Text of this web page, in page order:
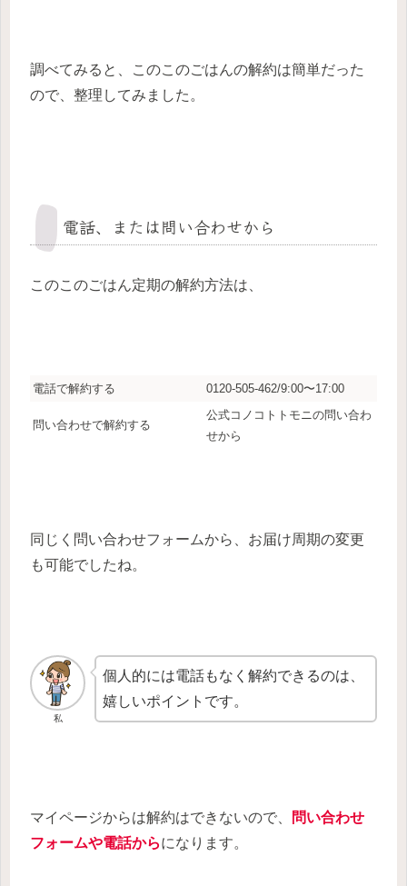
調べてみると、このこのごはんの解約は簡単だった
ので、整理してみました。
電話、または問い合わせから
このこのごはん定期の解約方法は、
電話で解約する 0120-505-462/9:00〜17:00
問い合わせで解約する
公式コノコトトモニの問い合わ
せから
同じく問い合わせフォームから、お届け周期の変更
も可能でしたね。
私
個人的には電話もなく解約できるのは、
嬉しいポイントです。
マイページからは解約はできないので、
問い合わせ
フォームや電話からになります。